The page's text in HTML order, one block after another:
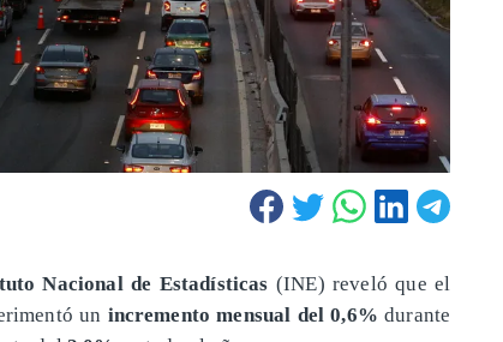
Nacional de Estadísticas (INE) reveló que el
un incremento mensual del 0,6% durante